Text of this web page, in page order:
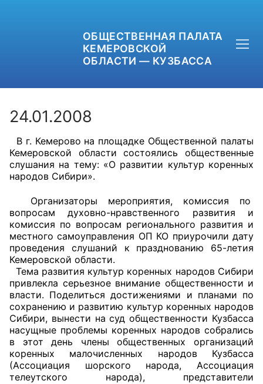
ОБЩЕСТВЕННАЯ ПАЛАТА
КЕМЕРОВСКОЙ
ОБЛАСТИ — КУЗБАССА
+7 (3842) 58-82-40
ОБРАТНАЯ СВЯЗЬ
Главная
Общественные советы
Общественные советы при территориальных
органах федеральных органов
исполнительной власти
24.01.2008
В г. Кемерово на площадке Общественной палаты
Кемеровской области состоялись общественные
слушания на тему: «О развитии культур коренных
народов Сибири».
Организаторы мероприятия, комиссия по
вопросам духовно-нравственного развития и
комиссия по вопросам регионального развития и
местного самоуправления ОП КО приурочили дату
проведения слушаний к празднованию 65-летия
Кемеровской области.
Тема развития культур коренных народов Сибири
привлекла серьезное внимание общественности и
власти. Поделиться достижениями и планами по
сохранению и развитию культур коренных народов
Сибири, вынести на суд общественности Кузбасса
насущные проблемы коренных народов собрались
в этот день члены общественных организаций
коренных малочисленных народов Кузбасса
(Ассоциация шорского народа, Ассоциация
телеутского народа), представители